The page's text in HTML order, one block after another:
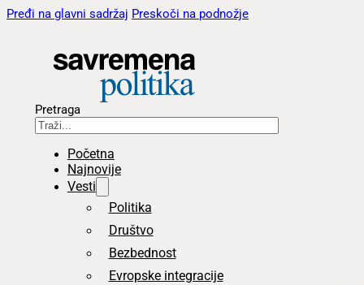
Pređi na glavni sadržaj Preskoči na podnožje
Pretraga
Početna
Najnovije
Vesti
Politika
Društvo
Bezbednost
Evropske integracije